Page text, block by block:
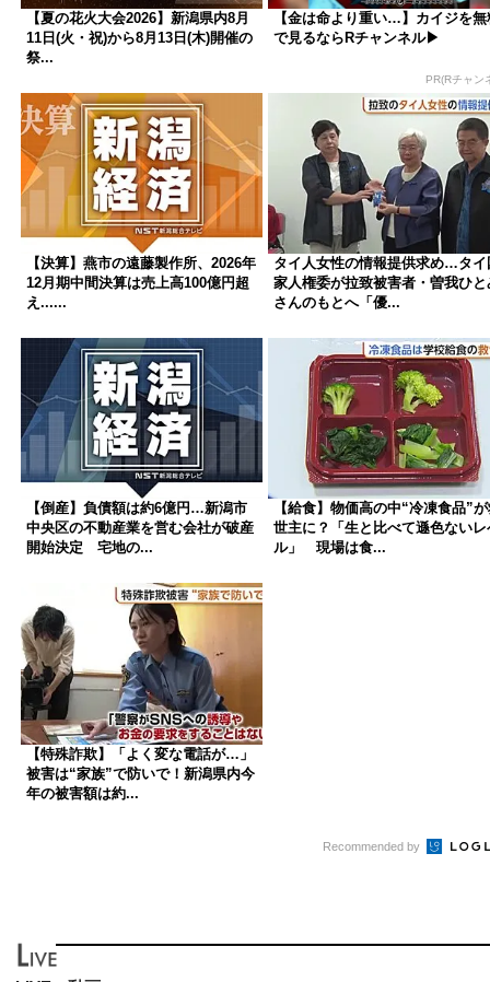
【夏の花火大会2026】新潟県内8月
11日(火・祝)から8月13日(木)開催の
祭...
【金は命より重い…】カイジを無
で見るならRチャンネル▶︎
PR(Rチャン
【決算】燕市の遠藤製作所、2026年
12月期中間決算は売上高100億円超
え......
タイ人女性の情報提供求め…タイ
家人権委が拉致被害者・曽我ひと
さんのもとへ「優...
【倒産】負債額は約6億円…新潟市
中央区の不動産業を営む会社が破産
開始決定 宅地の...
【給食】物価高の中“冷凍食品”
世主に？「生と比べて遜色ないレ
ル」 現場は食...
【特殊詐欺】「よく変な電話が…」
被害は“家族”で防いで！新潟県内今
年の被害額は約...
Recommended by